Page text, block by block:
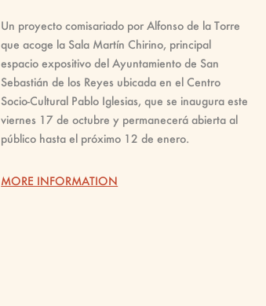
Un proyecto comisariado por Alfonso de la Torre
que acoge la Sala Martín Chirino, principal
espacio expositivo del Ayuntamiento de San
Sebastián de los Reyes ubicada en el Centro
Socio-Cultural Pablo Iglesias, que se inaugura este
viernes 17 de octubre y permanecerá abierta al
público hasta el próximo 12 de enero.
MORE INFORMATION